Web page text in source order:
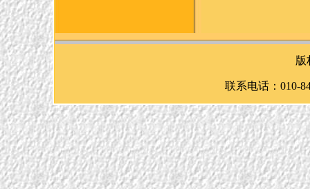
联系电话：010-